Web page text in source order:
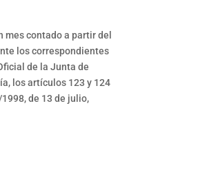
mes contado a partir del
los correspondientes
de la Junta de
los artículos 123 y 124
de 13 de julio,